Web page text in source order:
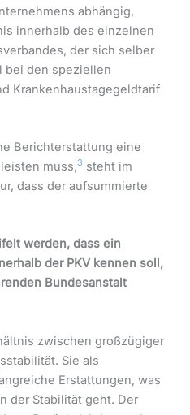
abhängig,
innerhalb des einzelnen
der sich selber
bei den speziellen
Krankenhaustagegeldtarif
Berichterstattung eine
muss,3 steht im
dass der aufsummierte
werden, dass ein
der PKV kennen soll,
Bundesanstalt
zwischen großzügiger
Sie als
Erstattungen, was
der Stabilität geht. Der